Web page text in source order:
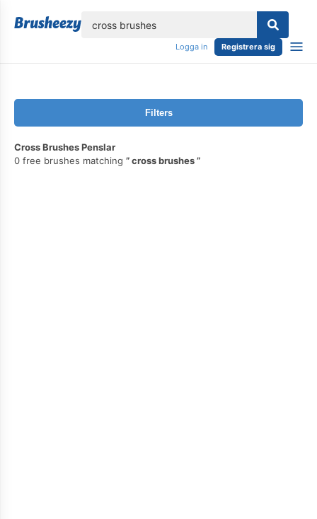
Logga in Registrera sig
Filters
Cross Brushes Penslar
0 free brushes matching
cross brushes